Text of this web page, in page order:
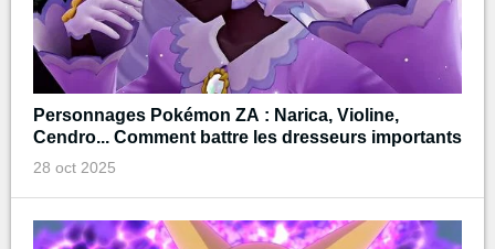
Personnages Pokémon ZA : Narica, Violine,
Cendro... Comment battre les dresseurs importants
28 oct 2025